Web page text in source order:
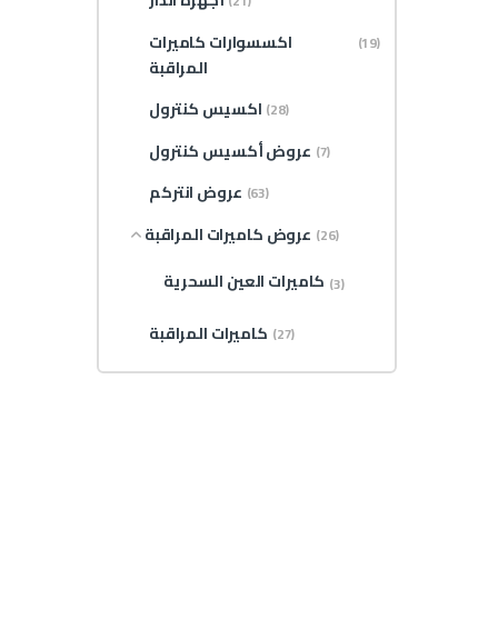
اكسسوارات كاميرات
المراقبة
(19)
اكسيس كنترول (28)
عروض أكسيس كنترول (7)
عروض انتركم (63)
عروض كاميرات المراقبة (26)
كاميرات العين السحرية (3)
كاميرات المراقبة (27)